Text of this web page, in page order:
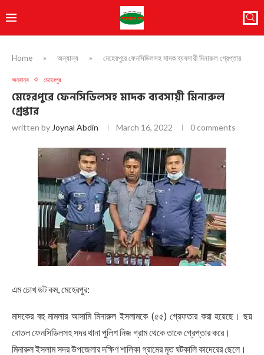
Home » অন্যান্য » মেহেরপুরে ফেনসিডিলসহ মাদক ব্যবসায়ী মিনারুল গ্রেপ্তার
অন্যান্য মেহেরপুর
মেহেরপুরে ফেনসিডিলসহ মাদক ব্যবসায়ী মিনারুল
গ্রেপ্তার
written by Joynal Abdin March 16, 2022 0 comments
এম চোখ ডট কম, মেহেরপুর:
মাদকের বহু মামলার আসামি মিনারুল ইসলামকে (৫৫) গ্রেফতার করা হয়েছে। ছয়
বোতল ফেনসিডিলসহ সদর থানা পুলিশ নিজ গ্রাম থেকে তাকে গ্রেপ্তার করে।
মিনারুল ইসলাম সদর উপজেলার দক্ষিণ শালিকা গ্রামের মৃত ঘটকালি কাদেরের ছেলে।